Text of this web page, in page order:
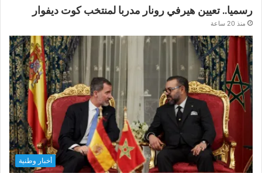
رسميا.. تعيين هيرفي رونار مدربا لمنتخب كوت ديفوار
منذ 20 ساعة
أخبار وطنية